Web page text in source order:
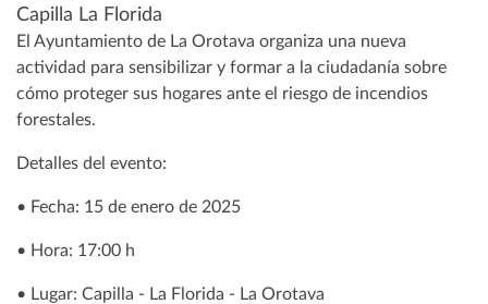
Capilla La Florida
El Ayuntamiento de La Orotava organiza una nueva
actividad para sensibilizar y formar a la ciudadanía sobre
cómo proteger sus hogares ante el riesgo de incendios
forestales.
Detalles del evento:
• Fecha: 15 de enero de 2025
• Hora: 17:00 h
• Lugar: Capilla - La Florida - La Orotava